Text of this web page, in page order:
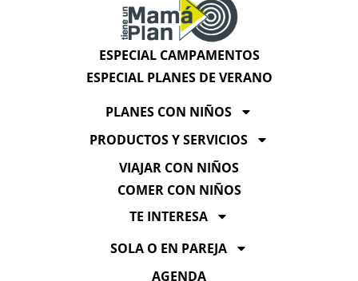
ESPECIAL CAMPAMENTOS
ESPECIAL PLANES DE VERANO
PLANES CON NIÑOS
PRODUCTOS Y SERVICIOS
VIAJAR CON NIÑOS
COMER CON NIÑOS
TE INTERESA
SOLA O EN PAREJA
AGENDA